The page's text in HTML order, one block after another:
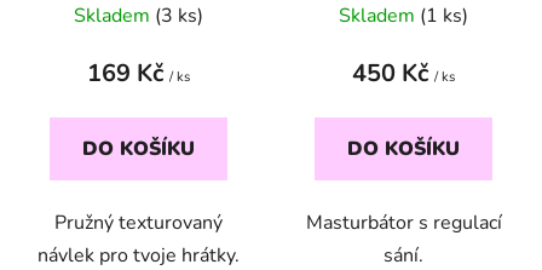
Skladem (3 ks)
169 Kč / ks
DO KOŠÍKU
Pružný texturovaný
návlek pro tvoje hrátky.
Skladem (1 ks)
450 Kč / ks
DO KOŠÍKU
Masturbátor s regulací
sání.